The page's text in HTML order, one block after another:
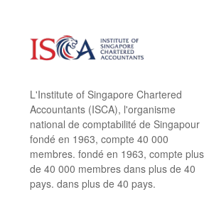
L'Institute of Singapore Chartered
Accountants (ISCA), l'organisme
national de comptabilité de Singapour
fondé en 1963, compte 40 000
membres. fondé en 1963, compte plus
de 40 000 membres dans plus de 40
pays. dans plus de 40 pays.